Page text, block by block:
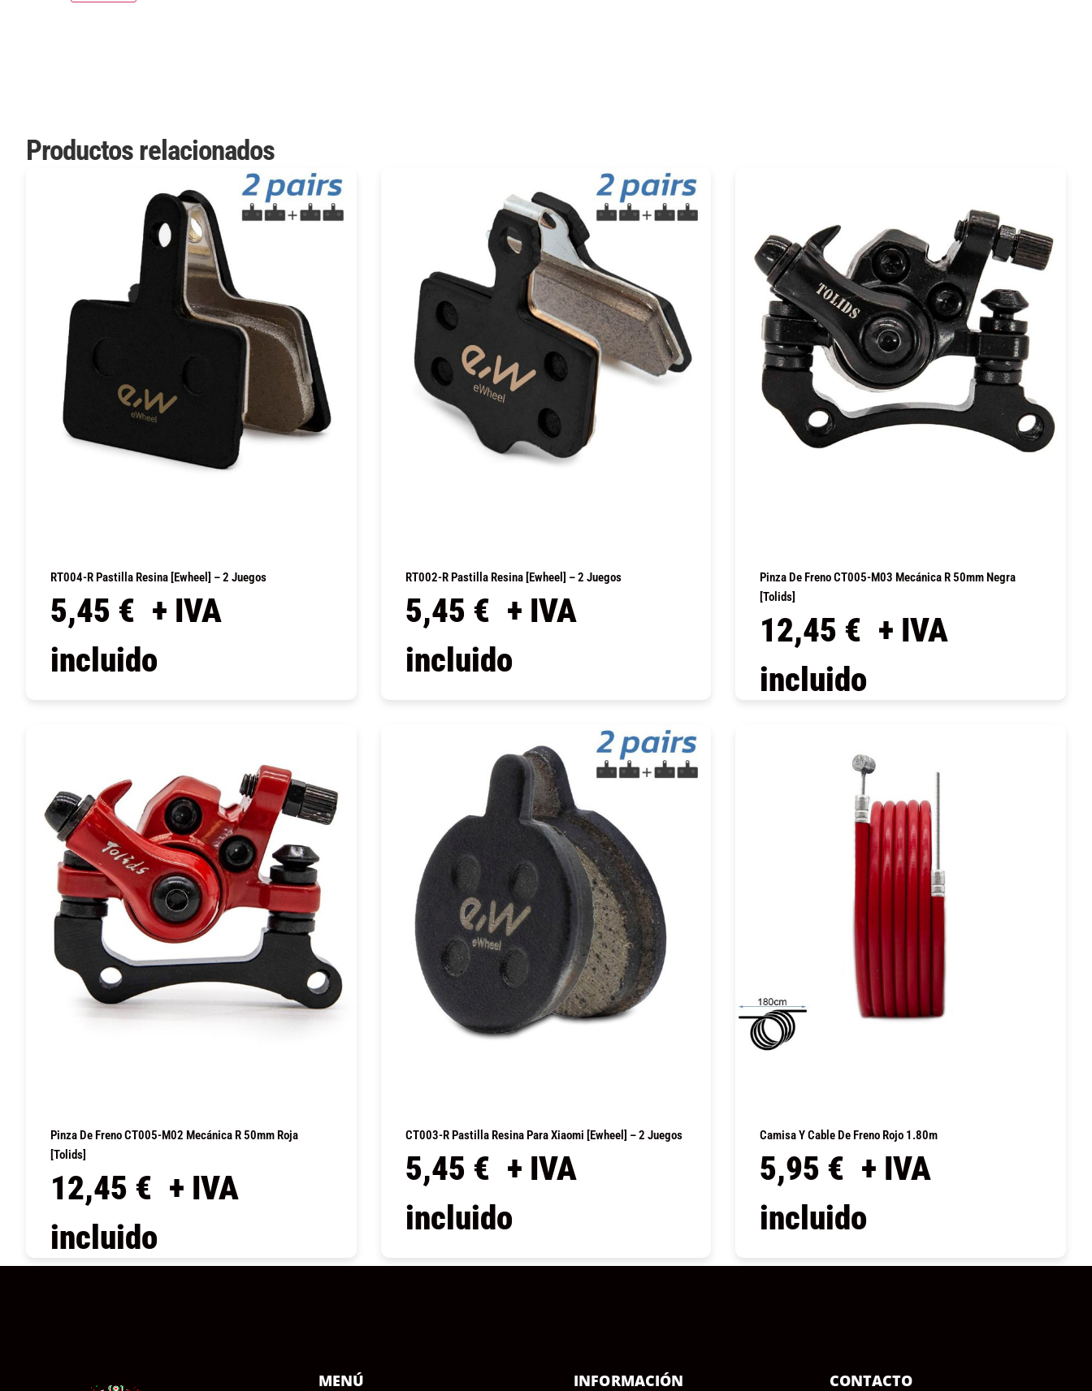
Productos relacionados
RT004-R Pastilla Resina [Ewheel] – 2 Juegos
5,45 € + IVA
incluido
RT002-R Pastilla Resina [Ewheel] – 2 Juegos
5,45 € + IVA
incluido
Pinza De Freno CT005-M03 Mecánica R 50mm Negra
[Tolids]
12,45 € + IVA
incluido
Pinza De Freno CT005-M02 Mecánica R 50mm Roja
[Tolids]
12,45 € + IVA
incluido
CT003-R Pastilla Resina Para Xiaomi [Ewheel] – 2 Juegos
5,45 € + IVA
incluido
Camisa Y Cable De Freno Rojo 1.80m
5,95 € + IVA
incluido
MENÚ INFORMACIÓN CONTACTO